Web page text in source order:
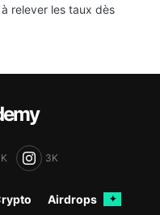
relever les taux dès
3K
Airdrops ✦